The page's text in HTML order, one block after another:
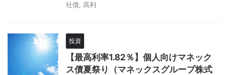
社債 高利
投資
【最高利率1.82％】個人向けマネック
ス債夏祭り（マネックスグループ株式